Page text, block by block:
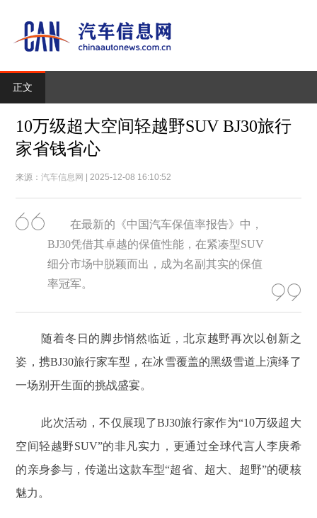
正文
10万级超大空间轻越野SUV BJ30旅行
家省钱省心
来源：汽车信息网 | 2025-12-08 16:10:52
在最新的《中国汽车保值率报告》中，
BJ30凭借其卓越的保值性能，在紧凑型SUV
细分市场中脱颖而出，成为名副其实的保值
率冠军。
随着冬日的脚步悄然临近，北京越野再次以创新之
姿，携BJ30旅行家车型，在冰雪覆盖的黑级雪道上演绎了
一场别开生面的挑战盛宴。
此次活动，不仅展现了BJ30旅行家作为“10万级超大
空间轻越野SUV”的非凡实力，更通过全球代言人李庚希
的亲身参与，传递出这款车型“超省、超大、超野”的硬核
魅力。